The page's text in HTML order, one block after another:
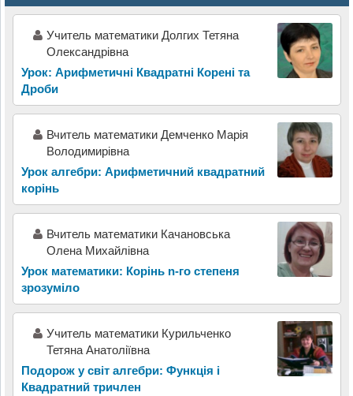
Учитель математики Долгих Тетяна
Олександрівна
Урок: Арифметичні Квадратні Корені та
Дроби
Вчитель математики Демченко Марія
Володимирівна
Урок алгебри: Арифметичний квадратний
корінь
Вчитель математики Качановська
Олена Михайлівна
Урок математики: Корінь n-го степеня
зрозуміло
Учитель математики Курильченко
Тетяна Анатоліївна
Подорож у світ алгебри: Функція і
Квадратний тричлен